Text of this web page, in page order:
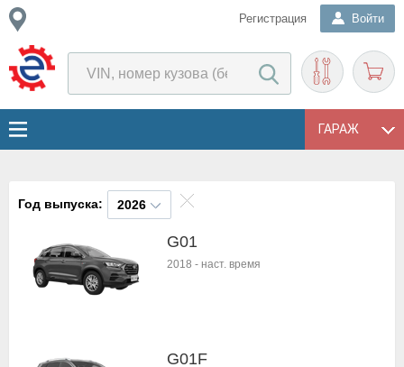
Регистрация Войти
ГАРАЖ
Год выпуска: 2026
G01
2018 - наст. время
G01F